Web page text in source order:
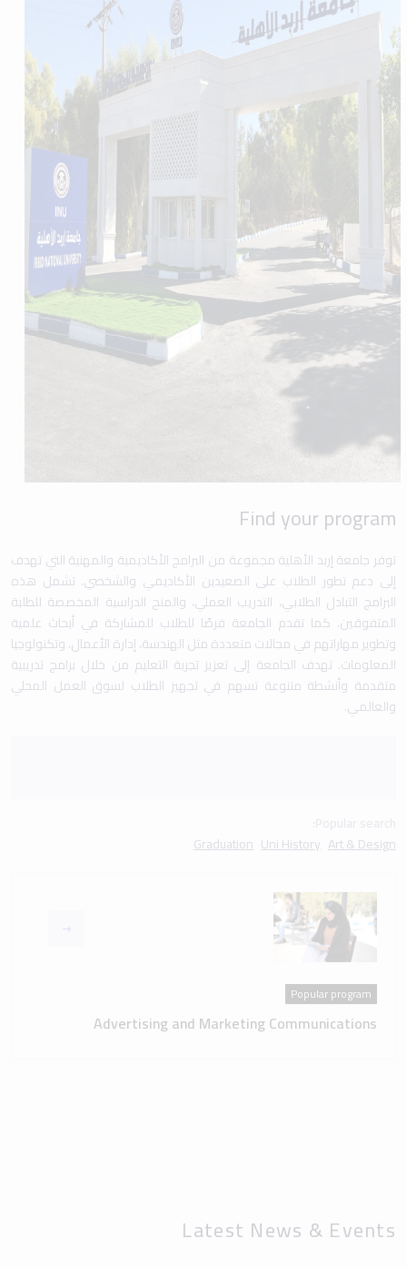
Find your program
توفر جامعة إربد الأهلية مجموعة من البرامج الأكاديمية والمهنية التي تهدف
إلى دعم تطور الطلاب على الصعيدين الأكاديمي والشخصي. تشمل هذه
البرامج التبادل الطلابي، التدريب العملي، والمنح الدراسية المخصصة للطلبة
المتفوقين. كما تقدم الجامعة فرصًا للطلاب للمشاركة في أبحاث علمية
وتطوير مهاراتهم في مجالات متعددة مثل الهندسة، إدارة الأعمال، وتكنولوجيا
المعلومات. تهدف الجامعة إلى تعزيز تجربة التعليم من خلال برامج تدريبية
متقدمة وأنشطة متنوعة تسهم في تجهيز الطلاب لسوق العمل المحلي
والعالمي.
Art & Design
Uni History
Graduation
Popular program
Advertising and Marketing Communications
Latest News & Events